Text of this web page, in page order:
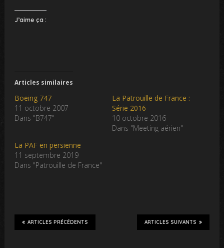
J’aime ça :
Articles similaires
Boeing 747
11 octobre 2007
Dans "B747"
La Patrouille de France :
Série 2016
10 octobre 2016
Dans "Meeting aérien"
La PAF en persienne
11 septembre 2019
Dans "Patrouille de France"
ARTICLES SUIVANTS
ARTICLES PRÉCÉDENTS